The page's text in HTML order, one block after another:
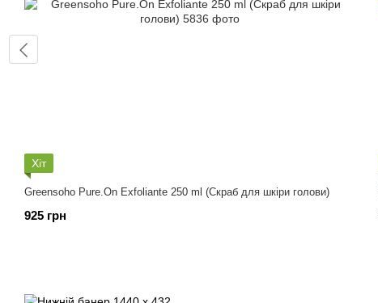
Хіт
Greensoho Pure.On Exfoliante 250 ml (Скраб для шкіри голови)
925 грн